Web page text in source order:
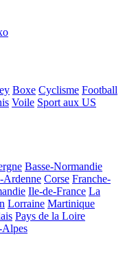
Boxe Cyclisme Football
Voile Sport aux US
Basse-Normandie
Ardenne Corse Franche-
Ile-de-France La
Lorraine Martinique
Pays de la Loire
Alpes